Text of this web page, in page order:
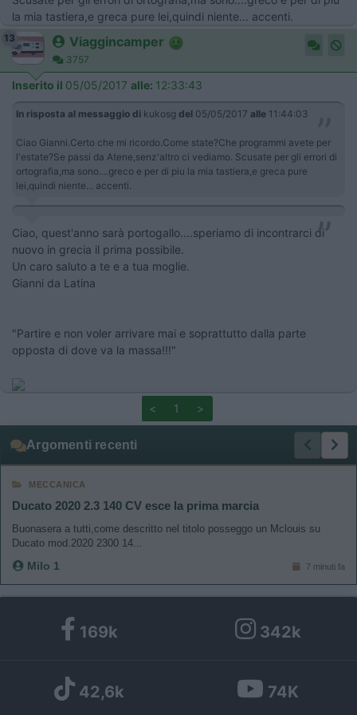
la mia tastiera,e greca pure lei,quindi niente... accenti.
13 Viaggincamper
3757
Inserito il 05/05/2017 alle: 12:33:43
In risposta al messaggio di kukosg del 05/05/2017 alle 11:44:03
Ciao Gianni.Certo che mi ricordo.Come state?Che programmi avete per
l'estate?Se passi da Atene,senz'altro ci vediamo. Scusate per gli errori di
ortografia,ma sono....greco e per di piu la mia tastiera,e greca pure
lei,quindi niente... accenti.
Ciao, quest'anno sarà portogallo....speriamo di incontrarci di
nuovo in grecia il prima possibile.
Un caro saluto a te e a tua moglie.
Gianni da Latina
"Partire e non voler arrivare mai e soprattutto dalla parte
opposta di dove va la massa!!!"
< 1 >
Argomenti recenti
MECCANICA
Ducato 2020 2.3 140 CV esce la prima marcia
Buonasera a tutti,come descritto nel titolo posseggo un Mclouis su
Ducato mod.2020 2300 14...
Milo 1 7 minuti fa
169k 342k
42,6k 74K